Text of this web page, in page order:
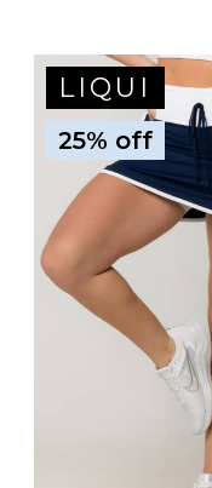
LIQUI
25% off